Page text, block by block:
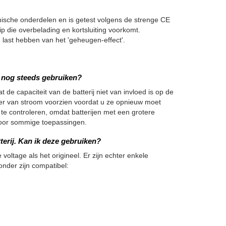
onderdelen en is getest volgens de strenge CE
die overbelading en kortsluiting voorkomt.
hebben van het 'geheugen-effect'.
steeds gebruiken?
de capaciteit van de batterij niet van invloed is op de
van stroom voorzien voordat u ze opnieuw moet
controleren, omdat batterijen met een grotere
sommige toepassingen.
Kan ik deze gebruiken?
als het origineel. Er zijn echter enkele
zijn compatibel: